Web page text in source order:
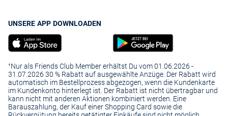
UNSERE APP DOWNLOADEN
¹Nur als Friends Club Member erhältst Du vom 01.06.2026 -
31.07.2026 30 % Rabatt auf ausgewählte Anzüge. Der Rabatt wird
automatisch im Bestellprozess abgezogen, wenn die Kundenkarte
im Kundenkonto hinterlegt ist. Der Rabatt ist nicht übertragbar und
kann nicht mit anderen Aktionen kombiniert werden. Eine
Barauszahlung, der Kauf einer Shopping Card sowie die